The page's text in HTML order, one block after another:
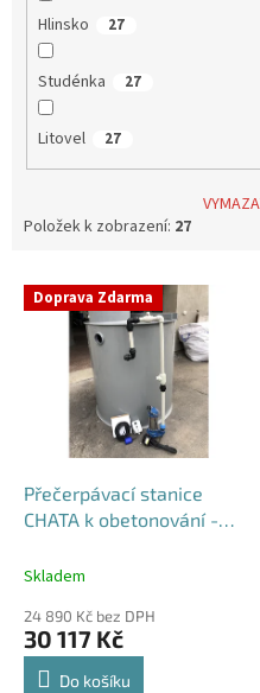
Hlinsko 27
Studénka 27
Litovel 27
Položek k zobrazení: 27
V Doprava Zdarma
Přečerpávací stanice
CHATA k obetonování -
Skladem
24 890 Kč bez DPH
30 117 Kč
Do košíku